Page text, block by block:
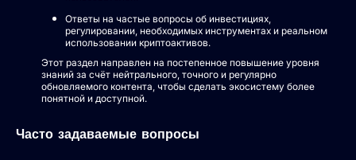
Ответы на частые вопросы об инвестициях,
регулировании, необходимых инструментах и реальном
использовании криптоактивов.
Этот раздел направлен на постепенное повышение уровня
знаний за счёт нейтрального, точного и регулярно
обновляемого контента, чтобы сделать экосистему более
понятной и доступной.
Часто задаваемые вопросы